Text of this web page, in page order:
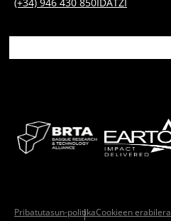
Pribatutasun-politikaCookieen erabilera